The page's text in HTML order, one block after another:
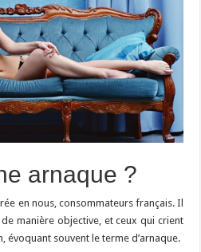
arnaque ?
en nous, consommateurs français. Il
manière objective, et ceux qui crient
évoquant souvent le terme d’arnaque.